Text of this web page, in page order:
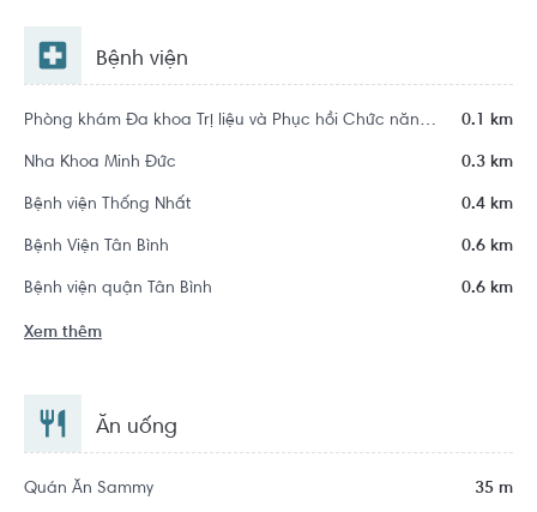
Bệnh viện
Phòng khám Đa khoa Trị liệu và Phục hồi Chức năng An Nhiên 0.1 km
Nha Khoa Minh Đức 0.3 km
Bệnh viện Thống Nhất 0.4 km
Bệnh Viện Tân Bình 0.6 km
Bệnh viện quận Tân Bình 0.6 km
Xem thêm
Ăn uống
Quán Ăn Sammy 35 m